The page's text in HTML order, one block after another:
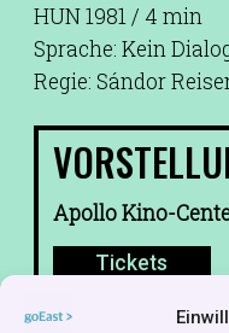
HUN 1981 / 4 min
Sprache: Kein
Regie: Sándor
Apollo Kino-
Tickets